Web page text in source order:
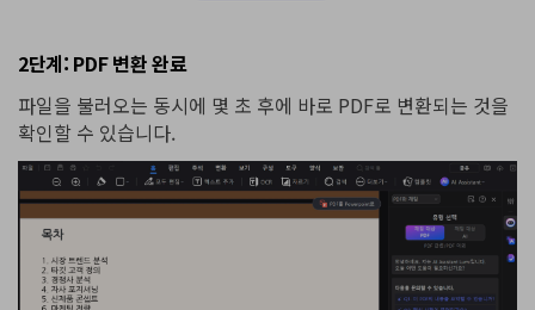
2단계: PDF 변환 완료
파일을 불러오는 동시에 몇 초 후에 바로 PDF로 변환되는 것을
확인할 수 있습니다.